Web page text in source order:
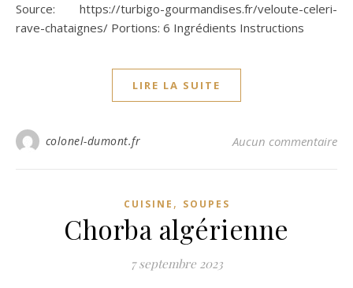
Source: https://turbigo-gourmandises.fr/veloute-celeri-
rave-chataignes/ Portions: 6 Ingrédients Instructions
LIRE LA SUITE
colonel-dumont.fr Aucun commentaire
CUISINE , SOUPES
Chorba algérienne
7 septembre 2023